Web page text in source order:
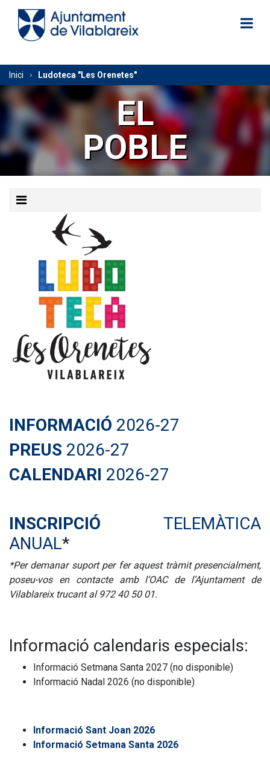
contingut
Fil
d'Ariadna
Inici Ludoteca "Les Orenetes"
EL
POBLE
INFORMACIÓ 2026-27
PREUS 2026-27
CALENDARI 2026-27
INSCRIPCIÓ TELEMÀTICA
ANUAL*
*Per demanar suport per fer aquest tràmit presencialment,
poseu-vos en contacte amb l’OAC de l’Ajuntament de
Vilablareix trucant al 972 40 50 01.
Informació calendaris especials:
Informació Setmana Santa 2027 (no disponible)
Informació Nadal 2026 (no disponible)
Informació Sant Joan 2026
Informació Setmana Santa 2026